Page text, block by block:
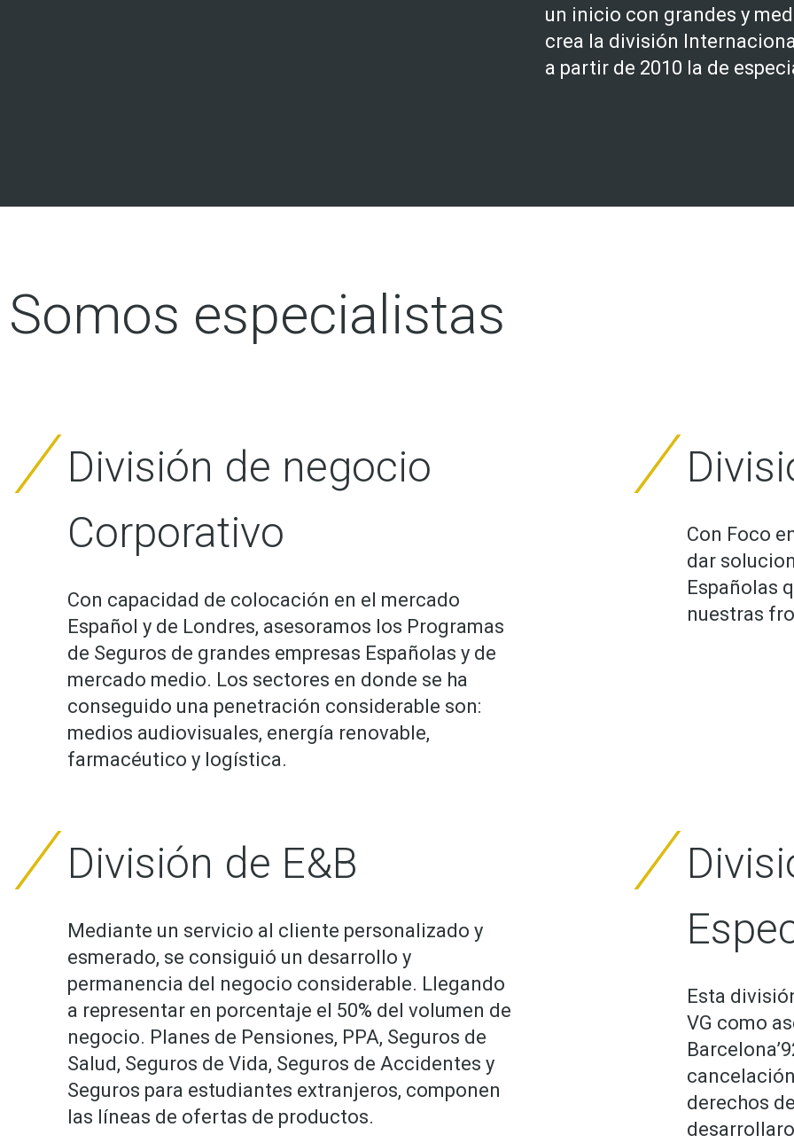
un inicio con grandes y
crea la división
a partir de 2010 la de
Somos especialistas
División de negocio
Corporativo
Con capacidad de colocación en el mercado
Español y de Londres, asesoramos los Programas
de Seguros de grandes empresas Españolas y de
mercado medio. Los sectores en donde se ha
conseguido una penetración considerable son:
medios audiovisuales, energía renovable,
farmacéutico y logística.
Con Foco
dar
Españolas
nuestras
División de E&B
Mediante un servicio al cliente personalizado y
esmerado, se consiguió un desarrollo y
permanencia del negocio considerable. Llegando
a representar en porcentaje el 50% del volumen de
negocio. Planes de Pensiones, PPA, Seguros de
Salud, Seguros de Vida, Seguros de Accidentes y
Seguros para estudiantes extranjeros, componen
las líneas de ofertas de productos.
Esta
VG como
derechos